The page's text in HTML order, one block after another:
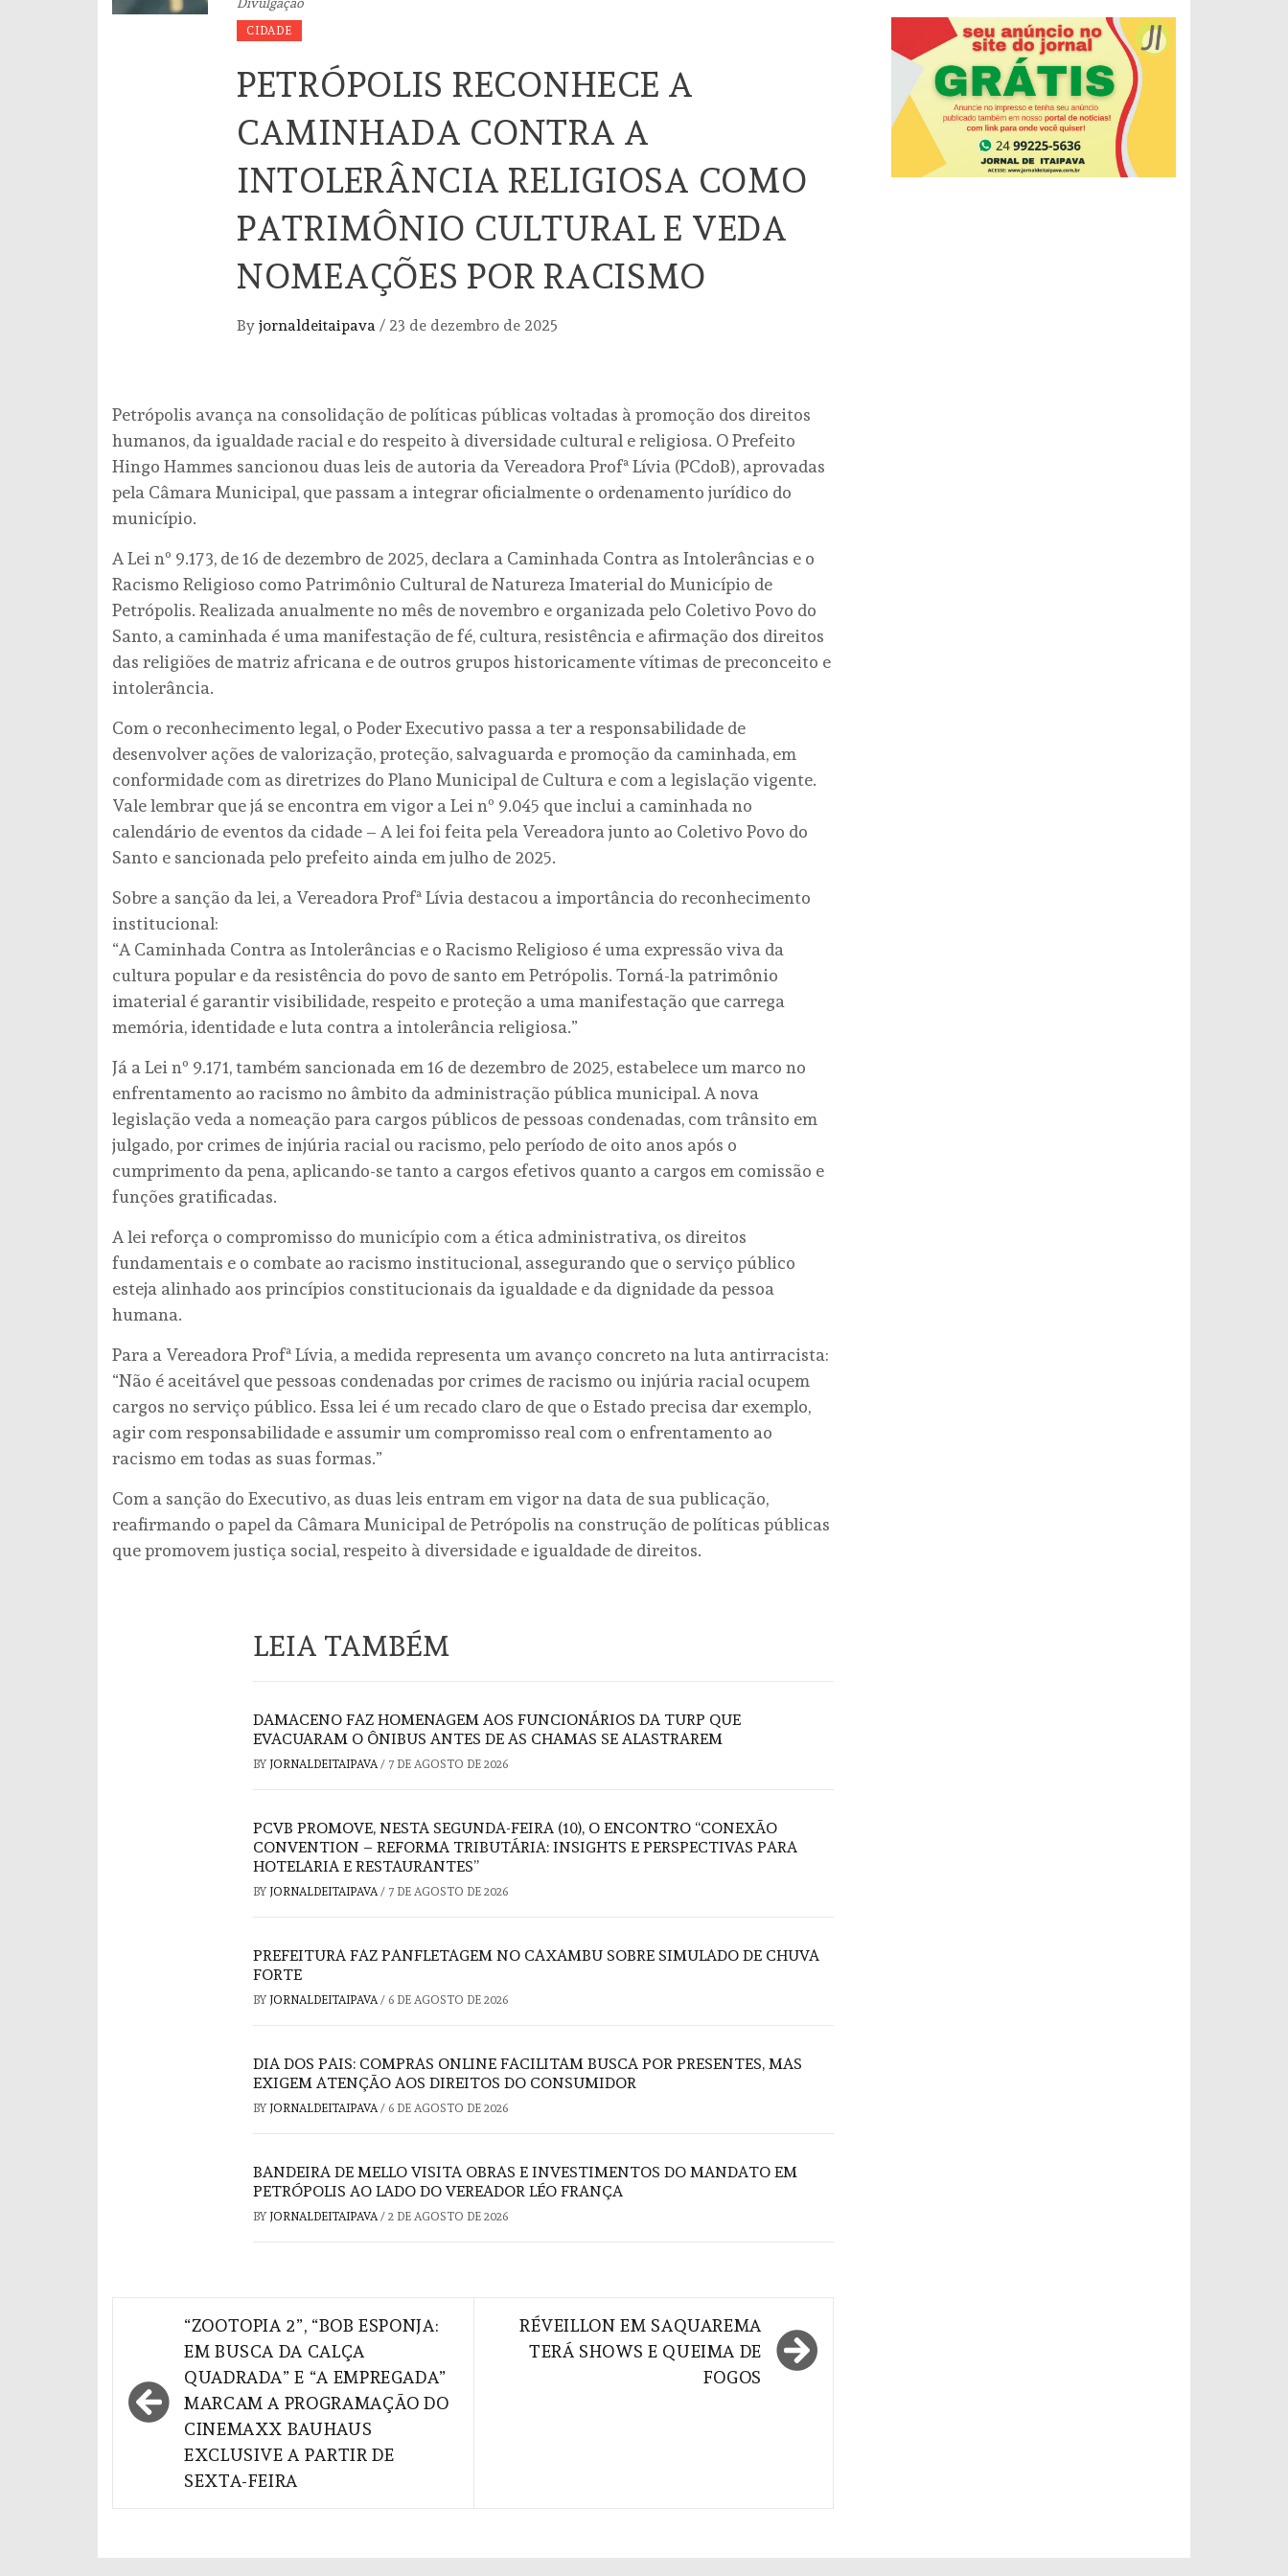
CIDADE
PETRÓPOLIS RECONHECE A
CAMINHADA CONTRA A
INTOLERÂNCIA RELIGIOSA COMO
PATRIMÔNIO CULTURAL E VEDA
NOMEAÇÕES POR RACISMO
By jornaldeitaipava / 23 de dezembro de 2025
Petrópolis avança na consolidação de políticas públicas voltadas à promoção dos direitos
humanos, da igualdade racial e do respeito à diversidade cultural e religiosa. O Prefeito
Hingo Hammes sancionou duas leis de autoria da Vereadora Profª Lívia (PCdoB), aprovadas
pela Câmara Municipal, que passam a integrar oficialmente o ordenamento jurídico do
município.
A Lei nº 9.173, de 16 de dezembro de 2025, declara a Caminhada Contra as Intolerâncias e o
Racismo Religioso como Patrimônio Cultural de Natureza Imaterial do Município de
Petrópolis. Realizada anualmente no mês de novembro e organizada pelo Coletivo Povo do
Santo, a caminhada é uma manifestação de fé, cultura, resistência e afirmação dos direitos
das religiões de matriz africana e de outros grupos historicamente vítimas de preconceito e
intolerância.
Com o reconhecimento legal, o Poder Executivo passa a ter a responsabilidade de
desenvolver ações de valorização, proteção, salvaguarda e promoção da caminhada, em
conformidade com as diretrizes do Plano Municipal de Cultura e com a legislação vigente.
Vale lembrar que já se encontra em vigor a Lei nº 9.045 que inclui a caminhada no
calendário de eventos da cidade – A lei foi feita pela Vereadora junto ao Coletivo Povo do
Santo e sancionada pelo prefeito ainda em julho de 2025.
Sobre a sanção da lei, a Vereadora Profª Lívia destacou a importância do reconhecimento
institucional:
“A Caminhada Contra as Intolerâncias e o Racismo Religioso é uma expressão viva da
cultura popular e da resistência do povo de santo em Petrópolis. Torná-la patrimônio
imaterial é garantir visibilidade, respeito e proteção a uma manifestação que carrega
memória, identidade e luta contra a intolerância religiosa.”
Já a Lei nº 9.171, também sancionada em 16 de dezembro de 2025, estabelece um marco no
enfrentamento ao racismo no âmbito da administração pública municipal. A nova
legislação veda a nomeação para cargos públicos de pessoas condenadas, com trânsito em
julgado, por crimes de injúria racial ou racismo, pelo período de oito anos após o
cumprimento da pena, aplicando-se tanto a cargos efetivos quanto a cargos em comissão e
funções gratificadas.
A lei reforça o compromisso do município com a ética administrativa, os direitos
fundamentais e o combate ao racismo institucional, assegurando que o serviço público
esteja alinhado aos princípios constitucionais da igualdade e da dignidade da pessoa
humana.
Para a Vereadora Profª Lívia, a medida representa um avanço concreto na luta antirracista:
“Não é aceitável que pessoas condenadas por crimes de racismo ou injúria racial ocupem
cargos no serviço público. Essa lei é um recado claro de que o Estado precisa dar exemplo,
agir com responsabilidade e assumir um compromisso real com o enfrentamento ao
racismo em todas as suas formas.”
Com a sanção do Executivo, as duas leis entram em vigor na data de sua publicação,
reafirmando o papel da Câmara Municipal de Petrópolis na construção de políticas públicas
que promovem justiça social, respeito à diversidade e igualdade de direitos.
LEIA TAMBÉM
DAMACENO FAZ HOMENAGEM AOS FUNCIONÁRIOS DA TURP QUE
EVACUARAM O ÔNIBUS ANTES DE AS CHAMAS SE ALASTRAREM
BY JORNALDEITAIPAVA / 7 DE AGOSTO DE 2026
PCVB PROMOVE, NESTA SEGUNDA-FEIRA (10), O ENCONTRO “CONEXÃO
CONVENTION – REFORMA TRIBUTÁRIA: INSIGHTS E PERSPECTIVAS PARA
HOTELARIA E RESTAURANTES”
BY JORNALDEITAIPAVA / 7 DE AGOSTO DE 2026
PREFEITURA FAZ PANFLETAGEM NO CAXAMBU SOBRE SIMULADO DE CHUVA
FORTE
BY JORNALDEITAIPAVA / 6 DE AGOSTO DE 2026
DIA DOS PAIS: COMPRAS ONLINE FACILITAM BUSCA POR PRESENTES, MAS
EXIGEM ATENÇÃO AOS DIREITOS DO CONSUMIDOR
BY JORNALDEITAIPAVA / 6 DE AGOSTO DE 2026
BANDEIRA DE MELLO VISITA OBRAS E INVESTIMENTOS DO MANDATO EM
PETRÓPOLIS AO LADO DO VEREADOR LÉO FRANÇA
BY JORNALDEITAIPAVA / 2 DE AGOSTO DE 2026
Navegação
Post
“ZOOTOPIA 2”, “BOB ESPONJA:
EM BUSCA DA CALÇA
QUADRADA” E “A EMPREGADA”
MARCAM A PROGRAMAÇÃO DO
CINEMAXX BAUHAUS
EXCLUSIVE A PARTIR DE
SEXTA-FEIRA
RÉVEILLON EM SAQUAREMA
TERÁ SHOWS E QUEIMA DE
FOGOS